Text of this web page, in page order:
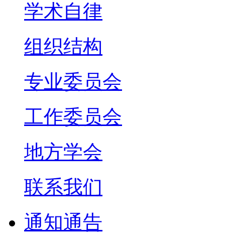
学术自律
组织结构
专业委员会
工作委员会
地方学会
联系我们
通知通告